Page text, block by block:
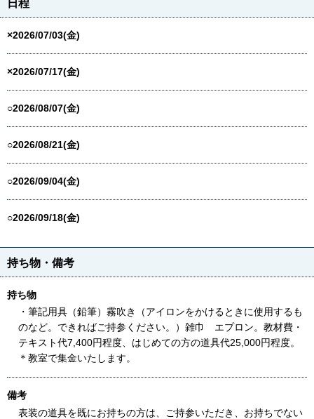
日程
×2026/07/03(金)
×2026/07/17(金)
○2026/08/07(金)
○2026/08/21(金)
○2026/09/04(金)
○2026/09/18(金)
持ち物・備考
持ち物
・筆記用具（鉛筆）霧吹き（アイロンをかけるときに使用するも
のなど。できればご持参ください。）雑巾 エプロン。教材費・
テキスト代7,400円程度、はじめての方の道具代25,000円程度。
＊教室で集金いたします。
備考
表装の道具を既にお持ちの方は、ご持参いただき、お持ちでない